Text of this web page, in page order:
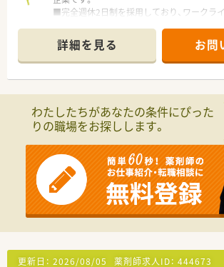
■完全週休2日制を採用しており、ワークラ
■新卒採用も積極的に行っており、若手も活
ております。
■教育制度は集合研修やEラーニングを活用
詳細を見る お問
わたしたちがあなたの条件にぴった
りの職場をお探しします。
更新日： 2026/08/05 薬剤師求人ID： 444673